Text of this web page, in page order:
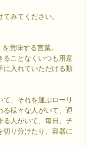
みてください。
意味する言葉。
ることなくいつも用意
に入れていただける類
、それを運ぶローリ
る様々な人がいて、運
る人がいて、毎日、チ
切り分けたり、容器に